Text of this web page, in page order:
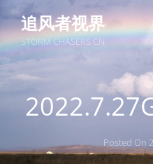
追风者视界
STORM CHASERS CN
Posted On